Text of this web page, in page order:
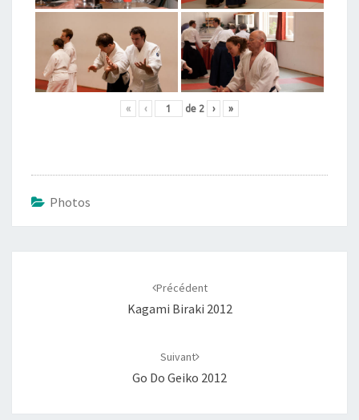
« ‹ de 2 › »
Photos
Précédent
Kagami Biraki 2012
Suivant
Go Do Geiko 2012